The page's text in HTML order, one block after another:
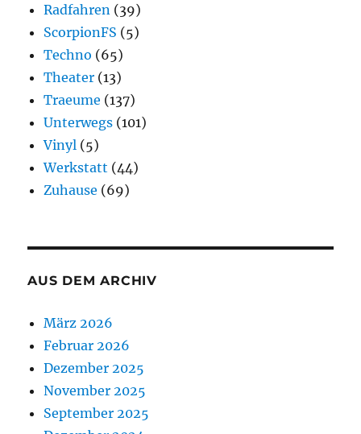
Radfahren (39)
ScorpionFS (5)
Techno (65)
Theater (13)
Traeume (137)
Unterwegs (101)
Vinyl (5)
Werkstatt (44)
Zuhause (69)
AUS DEM ARCHIV
März 2026
Februar 2026
Dezember 2025
November 2025
September 2025